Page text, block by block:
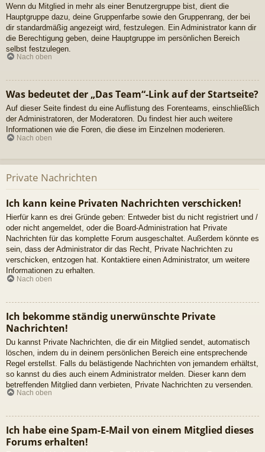
Wenn du Mitglied in mehr als einer Benutzergruppe bist, dient die
Hauptgruppe dazu, deine Gruppenfarbe sowie den Gruppenrang, der bei
dir standardmäßig angezeigt wird, festzulegen. Ein Administrator kann dir
die Berechtigung geben, deine Hauptgruppe im persönlichen Bereich
selbst festzulegen.
Nach oben
Was bedeutet der „Das Team“-Link auf der Startseite?
Auf dieser Seite findest du eine Auflistung des Forenteams, einschließlich
der Administratoren, der Moderatoren. Du findest hier auch weitere
Informationen wie die Foren, die diese im Einzelnen moderieren.
Nach oben
Private Nachrichten
Ich kann keine Privaten Nachrichten verschicken!
Hierfür kann es drei Gründe geben: Entweder bist du nicht registriert und /
oder nicht angemeldet, oder die Board-Administration hat Private
Nachrichten für das komplette Forum ausgeschaltet. Außerdem könnte es
sein, dass der Administrator dir das Recht, Private Nachrichten zu
verschicken, entzogen hat. Kontaktiere einen Administrator, um weitere
Informationen zu erhalten.
Nach oben
Ich bekomme ständig unerwünschte Private
Nachrichten!
Du kannst Private Nachrichten, die dir ein Mitglied sendet, automatisch
löschen, indem du in deinem persönlichen Bereich eine entsprechende
Regel erstellst. Falls du belästigende Nachrichten von jemandem erhältst,
so kannst du dies auch einem Administrator melden. Dieser kann dem
betreffenden Mitglied dann verbieten, Private Nachrichten zu versenden.
Nach oben
Ich habe eine Spam-E-Mail von einem Mitglied dieses
Forums erhalten!